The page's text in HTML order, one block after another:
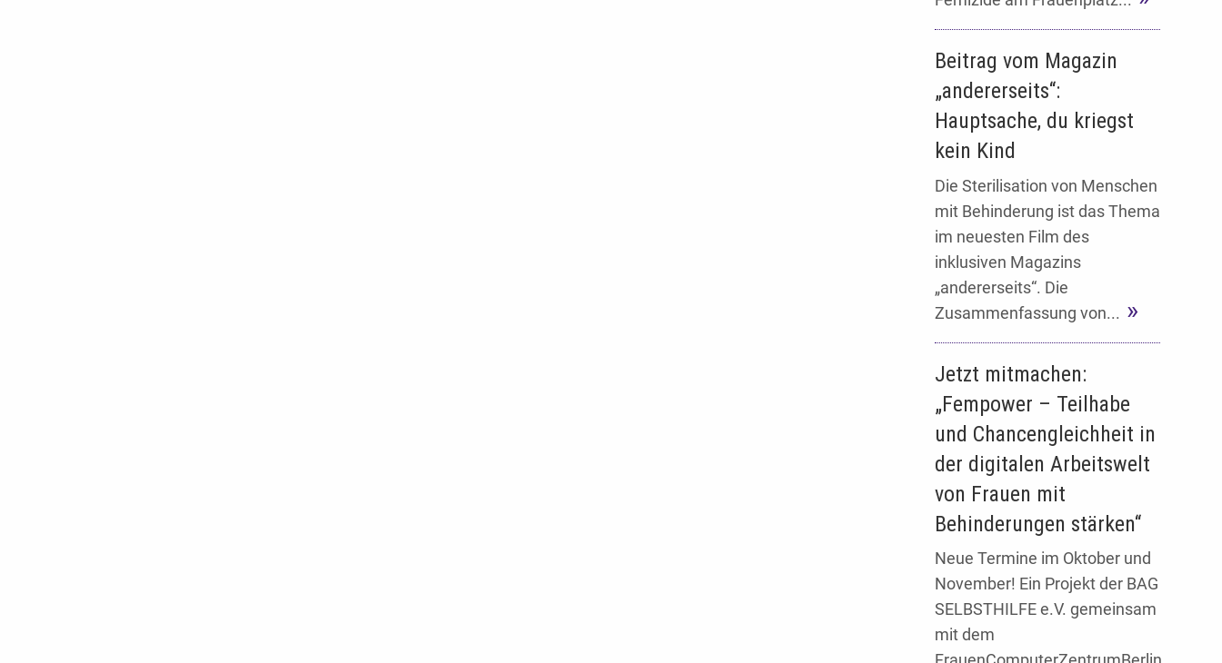
Beitrag vom Magazin
„andererseits“:
Hauptsache, du kriegst
kein Kind
Die Sterilisation von Menschen
mit Behinderung ist das Thema
im neuesten Film des
inklusiven Magazins
„andererseits“. Die
Zusammenfassung von...
Jetzt mitmachen:
„Fempower – Teilhabe
und Chancengleichheit in
der digitalen Arbeitswelt
von Frauen mit
Behinderungen stärken“
Neue Termine im Oktober und
November! Ein Projekt der BAG
SELBSTHILFE e.V. gemeinsam
mit dem